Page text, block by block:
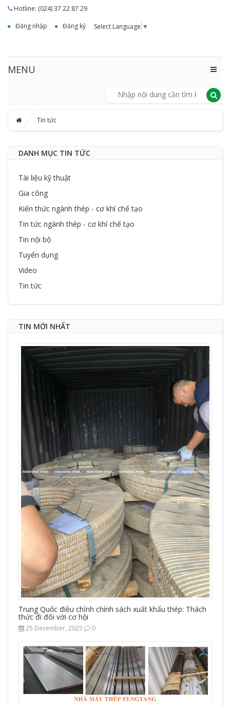
Hotline: (024) 37 22 87 29
Đăng nhập
Đăng ký Select Language ▼
MENU
Tin tức
DANH MỤC TIN TỨC
Tài liệu kỹ thuật
Gia công
Kiến thức ngành thép - cơ khí chế tạo
Tin tức ngành thép - cơ khí chế tạo
Tin nội bộ
Tuyển dụng
Video
Tin tức
TIN MỚI NHẤT
Trung Quốc điều chỉnh chính sách xuất khẩu thép: Thách
thức đi đôi với cơ hội
25 December, 2025 0